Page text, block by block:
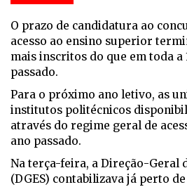
O prazo de candidatura ao
acesso ao ensino superior
mais inscritos do que em toda a
passado.
Para o próximo ano letivo, as
institutos politécnicos
através do regime geral de
ano passado.
Na terça-feira, a Direção-Geral
(DGES) contabilizava já perto